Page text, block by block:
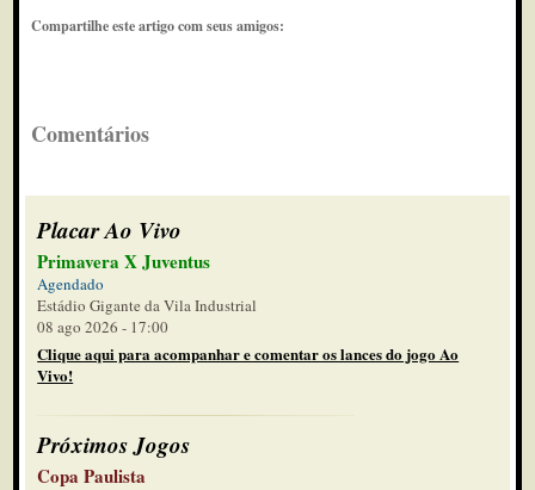
Compartilhe este artigo com seus amigos:
Comentários
Placar Ao Vivo
Primavera X Juventus
Agendado
Estádio Gigante da Vila Industrial
08 ago 2026 - 17:00
Clique aqui para acompanhar e comentar os lances do jogo Ao
Vivo!
Próximos Jogos
Copa Paulista